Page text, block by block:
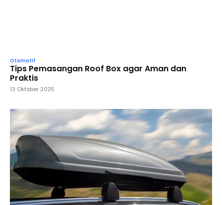
Otomotif
Tips Pemasangan Roof Box agar Aman dan
Praktis
13 Oktober 2025